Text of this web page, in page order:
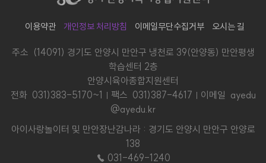
이용약관 개인정보 처리방침 이메일무단수집거부 오시는 길
주소 (14091) 경기도 안양시 만안구 냉천로 39(안양동) 만안평생
학습센터 2층
안양시육아종합지원센터
전화 031)383-5170~1 팩스 031)387-4617
이메일 ayedu
@ayedu.kr
아이사랑놀이터 및 만안장난감나라 : 경기도 안양시 만안구 안양로
138
☎ 031-469-1240